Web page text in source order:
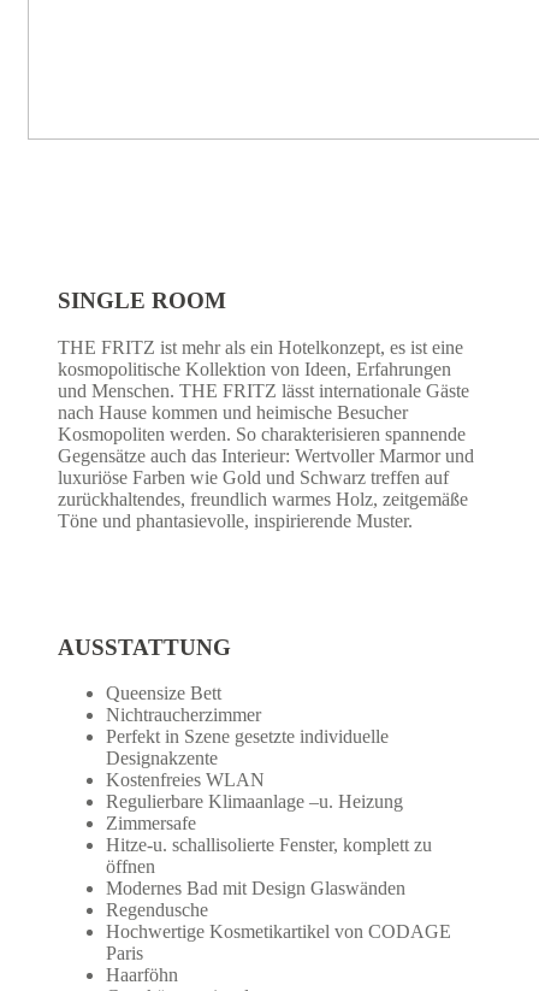
SINGLE ROOM
THE FRITZ ist mehr als ein Hotelkonzept, es ist eine
kosmopolitische Kollektion von Ideen, Erfahrungen
und Menschen. THE FRITZ lässt internationale Gäste
nach Hause kommen und heimische Besucher
Kosmopoliten werden. So charakterisieren spannende
Gegensätze auch das Interieur: Wertvoller Marmor und
luxuriöse Farben wie Gold und Schwarz treffen auf
zurückhaltendes, freundlich warmes Holz, zeitgemäße
Töne und phantasievolle, inspirierende Muster.
AUSSTATTUNG
Queensize Bett
Nichtraucherzimmer
Perfekt in Szene gesetzte individuelle
Designakzente
Kostenfreies WLAN
Regulierbare Klimaanlage –u. Heizung
Zimmersafe
Hitze-u. schallisolierte Fenster, komplett zu
öffnen
Modernes Bad mit Design Glaswänden
Regendusche
Hochwertige Kosmetikartikel von CODAGE
Paris
Haarföhn